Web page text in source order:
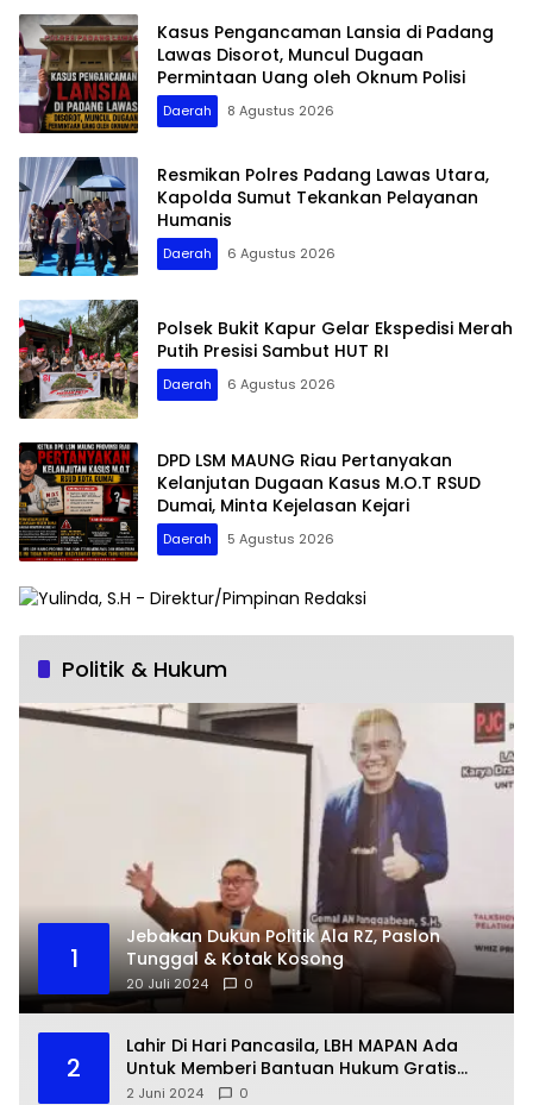
Kasus Pengancaman Lansia di Padang
Lawas Disorot, Muncul Dugaan
Permintaan Uang oleh Oknum Polisi
Daerah 8 Agustus 2026
Resmikan Polres Padang Lawas Utara,
Kapolda Sumut Tekankan Pelayanan
Humanis
Daerah 6 Agustus 2026
Polsek Bukit Kapur Gelar Ekspedisi Merah
Putih Presisi Sambut HUT RI
Daerah 6 Agustus 2026
DPD LSM MAUNG Riau Pertanyakan
Kelanjutan Dugaan Kasus M.O.T RSUD
Dumai, Minta Kejelasan Kejari
Daerah 5 Agustus 2026
Politik & Hukum
1
Jebakan Dukun Politik Ala RZ, Paslon
Tunggal & Kotak Kosong
20 Juli 2024 0
2
Lahir Di Hari Pancasila, LBH MAPAN Ada
Untuk Memberi Bantuan Hukum Gratis
Bagi Masyarakat Kurang Mampu
2 Juni 2024 0